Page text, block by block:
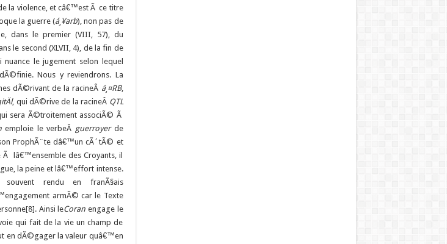
la violence, et câ€™est Ã ce titre
la guerre (á¸¥arb), non pas de
dans le premier (VIII, 57), du
le second (XLVII, 4), de la fin de
le jugement selon lequel
Nous y reviendrons. La
dÃ©rivant de la racineÂ á¸¤RB,
, qui dÃ©rive de la racineÂ QTL
sera Ã©troitement associÃ© Ã
emploie le verbeÂ guerroyerde
ProphÃ¨te dâ€™un cÃ´tÃ© et
lâ€™ensemble des Croyants, il
la peine et lâ€™effort intense.
rendu en franÃ§ais
armÃ© car le Texte
Ainsi leCoran engage le
qui fait de la vie un champ de
en dÃ©gager la valeur quâ€™en